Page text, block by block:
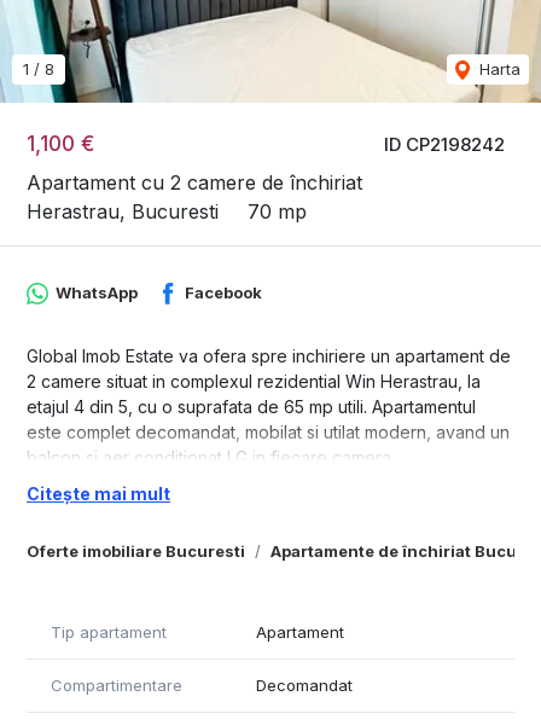
ID CP2198242
1,100 €
Apartament cu 2 camere de închiriat
Herastrau, Bucuresti
70 mp
1 / 8 Harta
Oferte imobiliare Bucuresti Apartamente de închiriat
WhatsApp Facebook
Global Imob Estate va ofera spre inchiriere un apartament de
2 camere situat in complexul rezidential Win Herastrau, la
etajul 4 din 5, cu o suprafata de 65 mp utili. Apartamentul
este complet decomandat, mobilat si utilat modern, avand un
balcon si aer conditionat LG in fiecare camera.
Descriere apartament:
- Incalzire in pardoseala pentru un confort termic optim;
Vecinatati:
- In apropiere de mall-urile Promenada si Baneasa Shopping
Citește mai mult
Tip apartament Apartament
Compartimentare Decomandat